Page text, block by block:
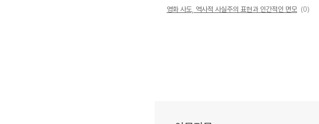
영화 사도, 역사적 사실주의 표현과 인간적인 면모 (0)